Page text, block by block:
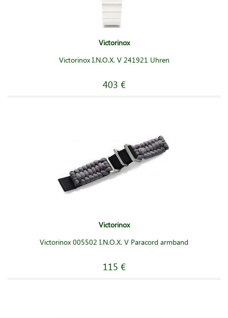
Victorinox
Victorinox I.N.O.X. V 241921 Uhren
403 €
Victorinox
Victorinox 005502 I.N.O.X. V Paracord armband
115 €